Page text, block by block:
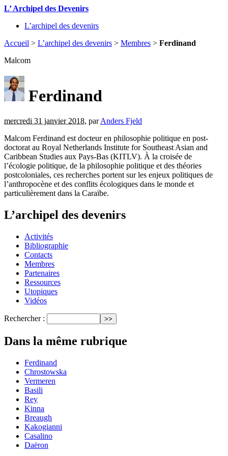
L’ Archipel des Devenirs
L’archipel des devenirs
Accueil > L’archipel des devenirs > Membres > Ferdinand
Malcom
Ferdinand
mercredi 31 janvier 2018, parAnders Fjeld
Malcom Ferdinand est docteur en philosophie politique en post-
doctorat au Royal Netherlands Institute for Southeast Asian and
Caribbean Studies aux Pays-Bas (KITLV). À la croisée de
l’écologie politique, de la philosophie politique et des théories
postcoloniales, ces recherches portent sur les enjeux politiques de
l’anthropocène et des conflits écologiques dans le monde et
particulièrement dans la Caraïbe.
L’archipel des devenirs
Activités
Bibliographie
Contacts
Membres
Partenaires
Ressources
Utopiques
Vidéos
Rechercher :
Dans la même rubrique
Ferdinand
Chrostowska
Vermeren
Basili
Rey
Kinna
Breaugh
Kakogianni
Casalino
Daëron